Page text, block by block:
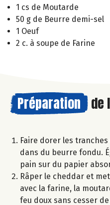
1 cs de Moutarde
50 g de Beurre demi-sel
1 Oeuf
2 c. à soupe de Farine
Préparation de
Faire dorer les
dans du beurre fondu.
pain sur du papier
Râper le cheddar et
avec la farine, la
feu doux sans cesser